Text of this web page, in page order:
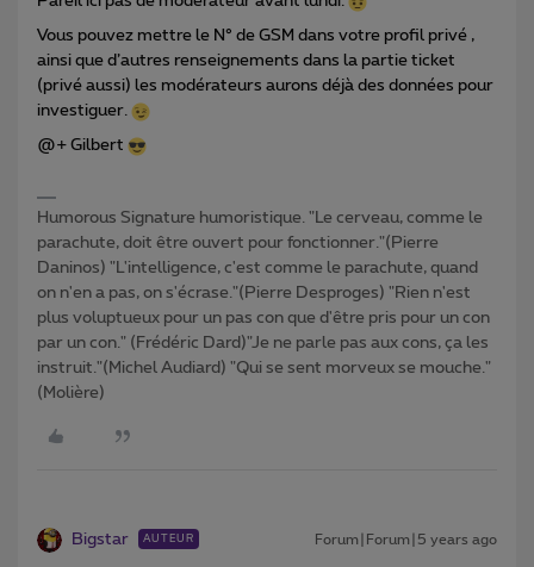
Vous pouvez mettre le N° de GSM dans votre profil privé ,
ainsi que d’autres renseignements dans la partie ticket
(privé aussi) les modérateurs aurons déjà des données pour
investiguer.
@+ Gilbert
Humorous Signature humoristique. "Le cerveau, comme le
parachute, doit être ouvert pour fonctionner."(Pierre
Daninos) "L'intelligence, c'est comme le parachute, quand
on n'en a pas, on s'écrase."(Pierre Desproges) "Rien n'est
plus voluptueux pour un pas con que d'être pris pour un con
par un con." (Frédéric Dard)"Je ne parle pas aux cons, ça les
instruit."(Michel Audiard) "Qui se sent morveux se mouche."
(Molière)
Bigstar AUTEUR Forum|Forum|5 years ago